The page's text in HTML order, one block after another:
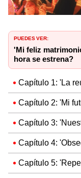
PUEDES VER:
'Mi feliz
hora se estrena?
Capítulo 1: 'La
Capítulo 2: 'Mi
Capítulo 3:
Capítulo 4:
Capítulo 5: